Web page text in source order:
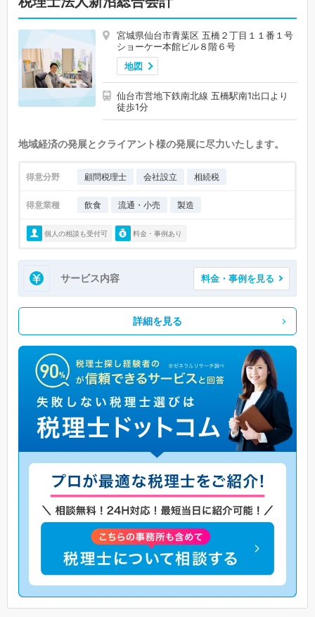
宮城県仙台市青葉区 五橋２丁目１１番１号
ショーケー本館ビル８階６号
地図
仙台市営地下鉄南北線 五橋駅南1出口より
徒歩1分
地域経済の発展とクライアント様の発展に尽力いたします。
得意分野 顧問税理士 会社設立 相続税
得意業種 飲食 流通・小売 製造
個人の相談も受付可 料金・事例あり
サービス内容 料金・事例を見る
詳細を見る